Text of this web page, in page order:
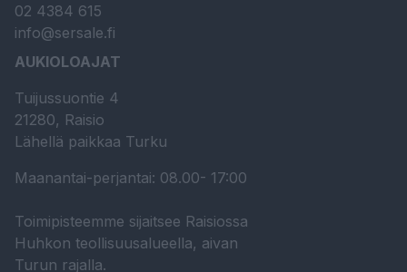
02 4384 615
info@sersale.fi
AUKIOLOAJAT
Tuijussuontie 4
21280, Raisio
Lähellä paikkaa Turku
Maanantai-perjantai: 08.00- 17:00
Toimipisteemme sijaitsee Raisiossa
Huhkon teollisuusalueella, aivan
Turun rajalla.